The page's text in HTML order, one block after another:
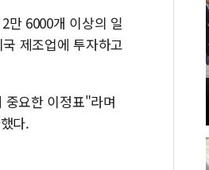
만 6000개 이상의 일
제조업에 투자하고
중요한 이정표"라며
다.